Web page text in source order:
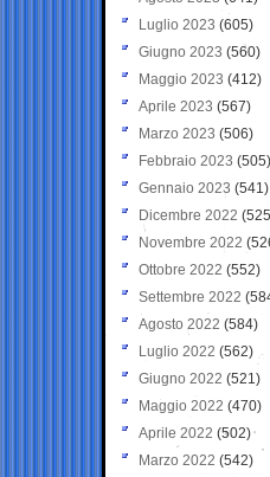
Luglio 2023 (605)
Giugno 2023 (560)
Maggio 2023 (412)
Aprile 2023 (567)
Marzo 2023 (506)
Febbraio 2023 (505)
Gennaio 2023 (541)
Dicembre 2022
Novembre 2022
Ottobre 2022 (552)
Settembre 2022
Agosto 2022 (584)
Luglio 2022 (562)
Giugno 2022 (521)
Maggio 2022 (470)
Aprile 2022 (502)
Marzo 2022 (542)